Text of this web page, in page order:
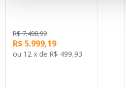
R$ 7.498,99
R$ 5.999,19
ou 12 x de R$ 499,93